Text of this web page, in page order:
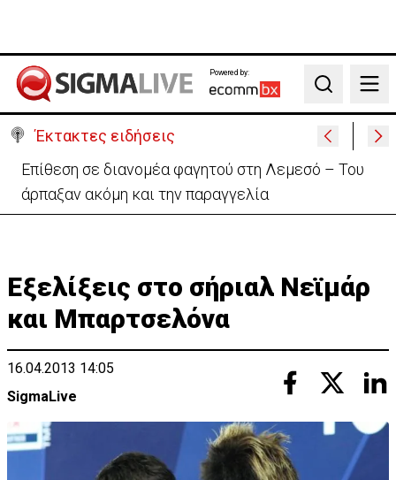
Powered by:
Search
Έκτακτες ειδήσεις
Ιταλία-Ισπανία: Στα άκρα η διπλωματική κόντρα για
το Σένγκεν
Εξελίξεις στο σήριαλ Νεϊμάρ
και Μπαρτσελόνα
16.04.2013 14:05
SigmaLive